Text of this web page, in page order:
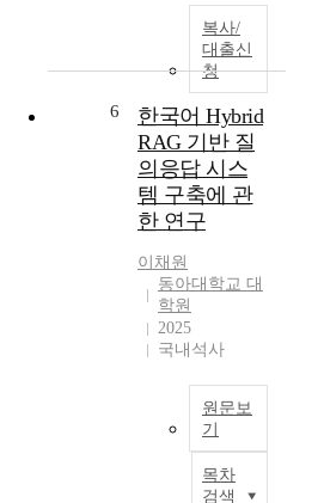
d
복사/
대출신
청
6
한국어 Hybrid
RAG 기반 질
의응답 시스
템 구축에 관
한 연구
이채원
동아대학교 대
학원
2025
국내석사
원문보
기
목차
검색